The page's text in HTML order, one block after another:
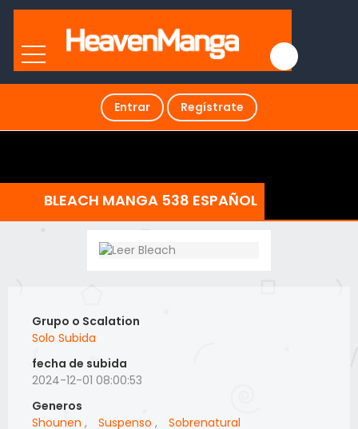
Entrar Regístrate
BLEACH MANGA 538 ESPAÑOL
Grupo o Scalation
Solo Subida
fecha de subida
2024-12-01 08:00:53
Generos
Shounen , Suspenso ,
Sobrenatural